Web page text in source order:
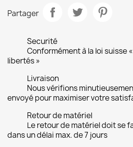
Partager
Securité
Conformément à la loi suisse
libertés »
Livraison
Nous vérifions
envoyé pour maximiser votre
Retour de matériel
Le retour de matériel doit se
dans un délai max. de 7 jours